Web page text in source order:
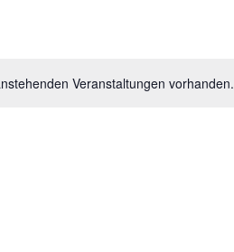
Veranstaltungen vorhanden.